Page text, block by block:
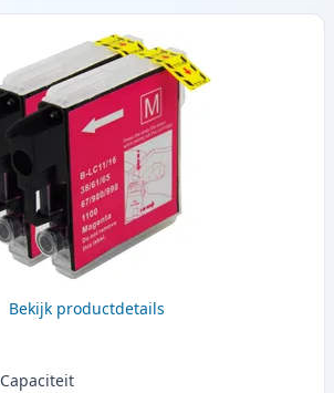
Bekijk productdetails
Capaciteit